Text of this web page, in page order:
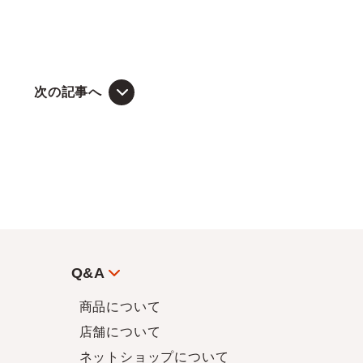
次の記事へ
Q&A
商品について
店舗について
ネットショップについて